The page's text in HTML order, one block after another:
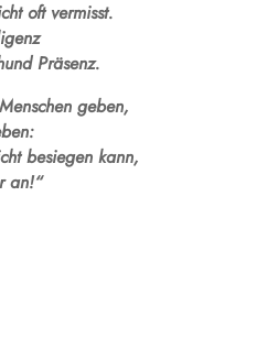
oft vermisst.
Präsenz.
geben,
besiegen kann,
an!“